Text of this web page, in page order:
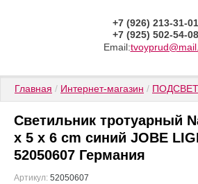
+7 (926) 213-31-01
+7 (925) 502-54-08
Email:
Главная / Интернет-магазин /
Светильник тротуарный
x 5 x 6 cm синий JOBE
52050607 Германия
Артикул: 52050607